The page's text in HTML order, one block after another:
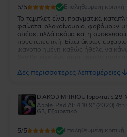
5/5 Επαληθευμένη κριτική
Το ταμπλετ είναι πραγματικά
φαίνεται ολοκαίνουριο, φοβόμουν
σπάσει αλλά ακόμα και η
προστατευτική. Είμαι άκρως
ικανοποιημένη καθώς ήθελα να
και την Flip, κάτι που ανυπομονώ να
Δες περισσότερες λεπτομέρειες
DIAKODIMITRIOU Ippokratis,29
Apple iPad Air 4 10.9" (2020) 4th
GB, Εξαιρετικό
5/5 Επαληθευμένη κριτική